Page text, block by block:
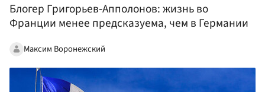
Блогер Григорьев‑Апполонов: жизнь во
Франции менее предсказуема, чем в Германии
Максим Воронежский